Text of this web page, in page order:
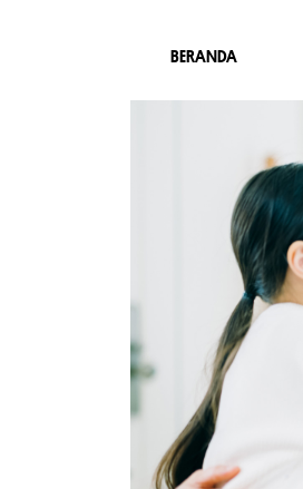
BERANDA